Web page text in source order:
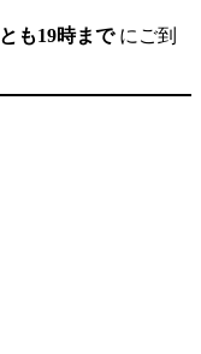
も19時までにご到